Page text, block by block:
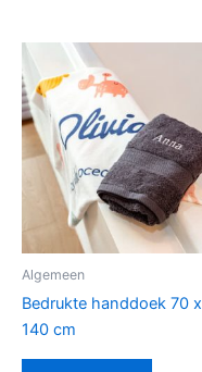
Algemeen
Bedrukte handdoek 70 x
140 cm